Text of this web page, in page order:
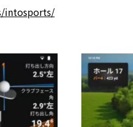
intosports/